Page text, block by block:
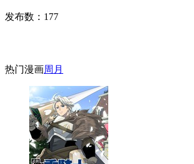
发布数： 177
热门漫画周 月